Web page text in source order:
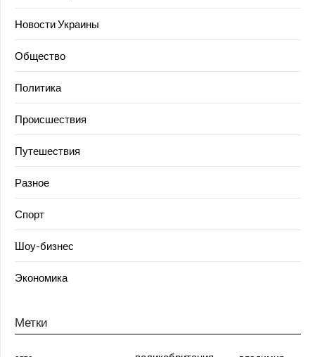
Новости Украины
Общество
Политика
Происшествия
Путешествия
Разное
Спорт
Шоу-бизнес
Экономика
Метки